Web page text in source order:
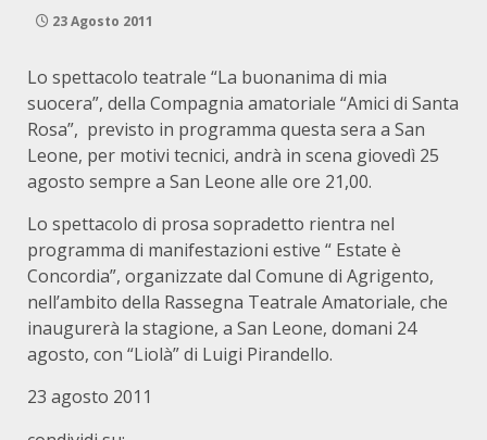
23 Agosto 2011
Lo spettacolo teatrale “La buonanima di mia
suocera”, della Compagnia amatoriale “Amici di Santa
Rosa”, previsto in programma questa sera a San
Leone, per motivi tecnici, andrà in scena giovedì 25
agosto sempre a San Leone alle ore 21,00.
Lo spettacolo di prosa sopradetto rientra nel
programma di manifestazioni estive “ Estate è
Concordia”, organizzate dal Comune di Agrigento,
nell’ambito della Rassegna Teatrale Amatoriale, che
inaugurerà la stagione, a San Leone, domani 24
agosto, con “Liolà” di Luigi Pirandello.
23 agosto 2011